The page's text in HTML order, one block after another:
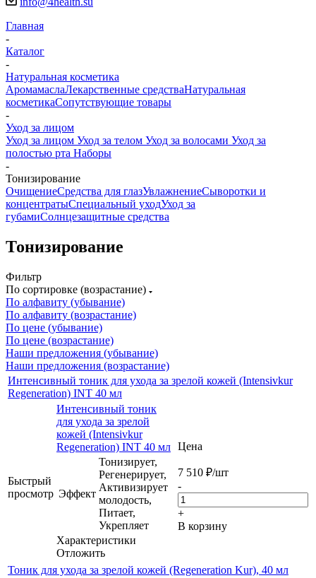
Главная
-
Каталог
-
Натуральная косметика
АромамаслаЛекарственные средстваНатуральная
косметикаСопутствующие товары
-
Уход за лицом
Уход за лицом Уход за телом Уход за волосами Уход за
полостью рта Наборы
-
Тонизирование
ОчищениеСредства для глазУвлажнениеСыворотки и
концентратыСпециальный уходУход за
губамиСолнцезащитные средства
Тонизирование
Фильтр
По сортировке (возрастание)
По алфавиту (убывание)
По алфавиту (возрастание)
По цене (убывание)
По цене (возрастание)
Наши предложения (убывание)
Наши предложения (возрастание)
Интенсивный тоник для ухода за зрелой кожей (Intensivkur
Regeneration) INT 40 мл
Быстрый
просмотр
Интенсивный тоник
для ухода за зрелой
кожей (Intensivkur
Regeneration) INT 40 мл
Эффект
Тонизирует,
Регенерирует,
Активизирует
молодость,
Питает,
Укрепляет
Характеристики
Отложить
Цена
7 510 ₽/шт
-
+
В корзину
Тоник для ухода за зрелой кожей (Regeneration Kur), 40 мл